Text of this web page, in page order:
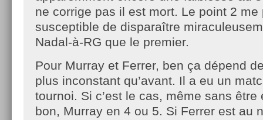
ne corrige pas il est mort. Le point 2 me
susceptible de disparaître
Nadal-à-RG que le premier.
Pour Murray et Ferrer, ben ça dépend
plus inconstant qu’avant. Il a eu un
tournoi. Si c’est le cas, même sans être
bon, Murray en 4 ou 5. Si Ferrer est au